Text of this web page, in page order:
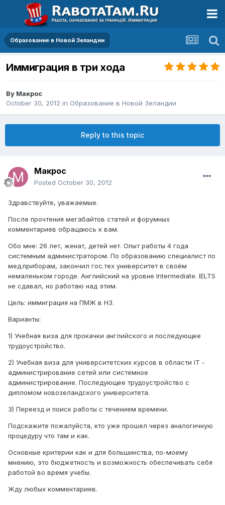
Образование в Новой Зеландии
Иммиграция в три хода
By Макрос
October 30, 2012 in Образование в Новой Зеландии
Reply to this topic
Макрос
Posted October 30, 2012
Здравствуйте, уважаемые.
После прочтения мегабайтов статей и форумных
комментариев обращаюсь к вам.
Обо мне: 26 лет, женат, детей нет. Опыт работы 4 года
системным администратором. По образованию специалист по
мед.приборам, закончил гос.тех университет в своём
немаленьком городе. Английский на уровне Intermediate. IELTS
не сдавал, но работаю над этим.
Цель: иммиграция на ПМЖ в НЗ.
Варианты:
1) Учебная виза для прокачки английского и последующее
трудоустройство.
2) Учебная виза для университетских курсов в области IT -
администрирование сетей или системное
администрирование. Последующее трудоустройство с
дипломом новозеландского университета.
3) Переезд и поиск работы с течением времени.
Подскажите пожалуйста, кто уже прошел через аналогичную
процедуру что там и как.
Основные критерии как и для большинства, по-моему
мнению, это бюджетность и возможность обеспечивать себя
работой во время учебы.
Жду любых комментариев.